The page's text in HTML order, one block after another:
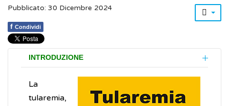
Pubblicato: 30 Dicembre 2024
f Condividi
INTRODUZIONE
La
tularemia,